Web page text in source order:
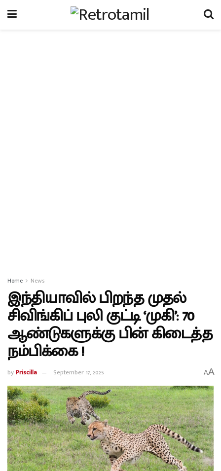
Home News
இந்தியாவில் பிறந்த முதல்
சிவிங்கிப் புலி குட்டி ‘முகி’: 70
ஆண்டுகளுக்கு பின் கிடைத்த
நம்பிக்கை !
byPriscilla September 17, 2025 AA